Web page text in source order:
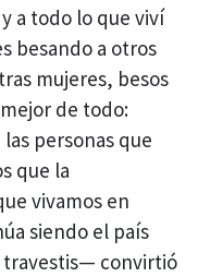
a todo lo que viví
besando a otros
mujeres, besos
de todo:
personas que
que la
vivamos en
siendo el país
travestis— convirtió